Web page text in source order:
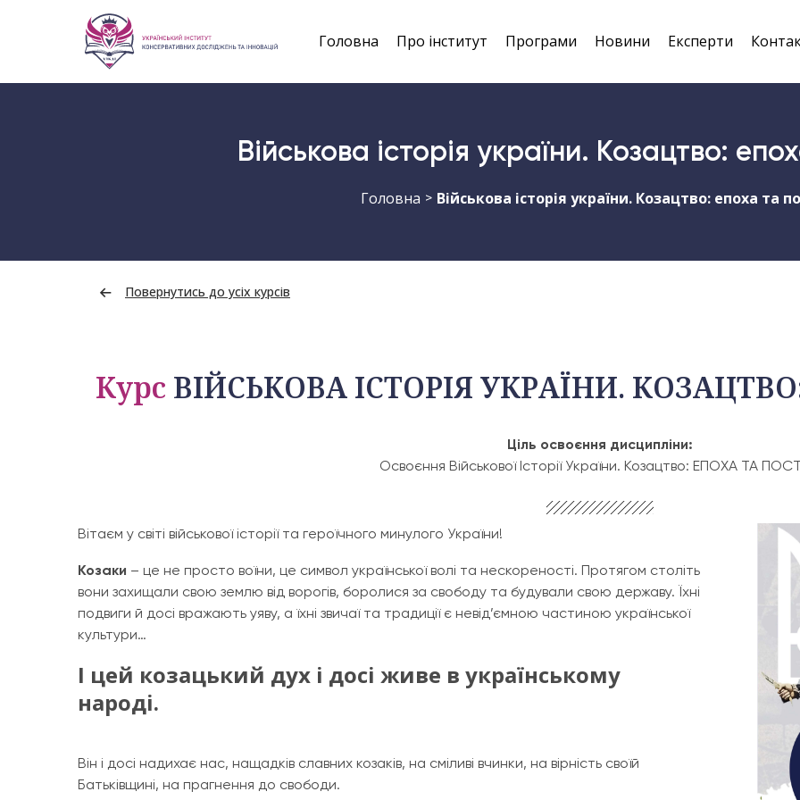
Головна Про інститут Програми Новини Експерти
Військова історія україни. Козацтво:
Головна > Військова історія україни. Козацтво: епоха та
Повернутись до усіх курсів
Курс ВІЙСЬКОВА ІСТОРІЯ УКРАЇНИ.
Ціль освоєння дисципліни:
Освоєння Військової Історії України. Козацтво: ЕПОХА ТА
Вітаєм у світі військової історії та героїчного минулого України!​
Козаки – це не просто воїни, це символ української волі та нескореності. Протягом століть
вони захищали свою землю від ворогів, боролися за свободу та будували свою державу. Їхні
подвиги й досі вражають уяву, а їхні звичаї та традиції є невід’ємною частиною української
культури…
І цей козацький дух і досі живе в українському
народі.
Він і досі надихає нас, нащадків славних козаків, на сміливі вчинки, на вірність своїй
Батьківщині, на прагнення до свободи.